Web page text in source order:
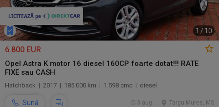
1 /10
6.800 EUR
Opel Astra K motor 16 diesel 160CP foarte dotat!!! RATE
FIXE sau CASH
Hatchback | 2017 | 185.000 km | 1.598 cmc | diesel
Sună Targu Mures, MS
3 aug.